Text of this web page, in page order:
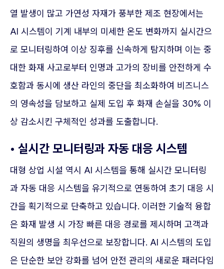
열 발생이 많고 가연성 자재가 풍부한 제조 현장에서는
AI 시스템이 기계 내부의 미세한 온도 변화까지 실시간으
로 모니터링하여 이상 징후를 신속하게 탐지하며 이는 중
대한 화재 사고로부터 인명과 고가의 장비를 안전하게 수
호함과 동시에 생산 라인의 중단을 최소화하여 비즈니스
의 영속성을 담보하고 실제 도입 후 화재 손실을 30% 이
상 감소시킨 구체적인 성과를 도출합니다.
• 실시간 모니터링과 자동 대응 시스템
대형 상업 시설 역시 AI 시스템을 통해 실시간 모니터링
과 자동 대응 시스템을 유기적으로 연동하여 초기 대응 시
간을 획기적으로 단축하고 있습니다. 이러한 기술적 융합
은 화재 발생 시 가장 빠른 대응 경로를 제시하며 고객과
직원의 생명을 최우선으로 보장합니다. AI 시스템의 도입
은 단순한 보안 강화를 넘어 안전 관리의 새로운 패러다임